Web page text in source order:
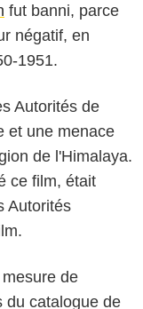
fut banni, parce
négatif, en
1951.
Autorités de
et une menace
de l'Himalaya.
ce film, était
Autorités
de
du catalogue de